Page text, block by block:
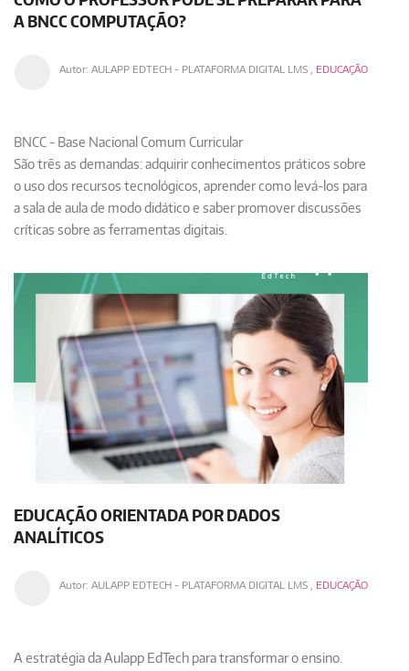
A BNCC COMPUTAÇÃO?
Autor: AULAPP EDTECH - PLATAFORMA DIGITAL LMS, EDUCAÇÃO
BNCC - Base Nacional Comum Curricular
São três as demandas: adquirir conhecimentos práticos sobre
o uso dos recursos tecnológicos, aprender como levá-los para
a sala de aula de modo didático e saber promover discussões
críticas sobre as ferramentas digitais.
EDUCAÇÃO ORIENTADA POR DADOS
ANALÍTICOS
Autor: AULAPP EDTECH - PLATAFORMA DIGITAL LMS, EDUCAÇÃO
A estratégia da Aulapp EdTech para transformar o ensino.